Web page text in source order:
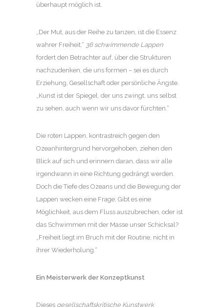
überhaupt möglich ist.
„Der Mut, aus der Reihe zu tanzen, ist die Essenz
wahrer Freiheit.“ 36 schwimmende Lappen
fordert den Betrachter auf, über die Strukturen
nachzudenken, die uns formen – sei es durch
Erziehung, Gesellschaft oder persönliche Ängste.
„Kunst ist der Spiegel, der uns zwingt, uns selbst
zu sehen, auch wenn wir uns davor fürchten.“
Die roten Lappen, kontrastreich gegen den
Ozeanhintergrund hervorgehoben, ziehen den
Blick auf sich und erinnern daran, dass wir alle
irgendwann in eine Richtung gedrängt werden.
Doch die Tiefe des Ozeans und die Bewegung der
Lappen wecken eine Frage: Gibt es eine
Möglichkeit, aus dem Fluss auszubrechen, oder ist
das Schwimmen mit der Masse unser Schicksal?
„Freiheit liegt im Bruch mit der Routine, nicht in
ihrer Wiederholung.“
Ein Meisterwerk der Konzeptkunst
Dieses gesellschaftskritische Kunstwerk